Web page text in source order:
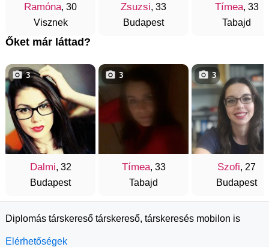
Ramóna, 30
Visznek
Zsuzsi, 33
Budapest
Tímea, 33
Tabajd
Őket már láttad?
Dalmi, 32
Budapest
3
Tímea, 33
Tabajd
3
Szofi, 27
Budapest
3
Diplomás társkereső társkereső, társkeresés mobilon is
Elérhetőségek